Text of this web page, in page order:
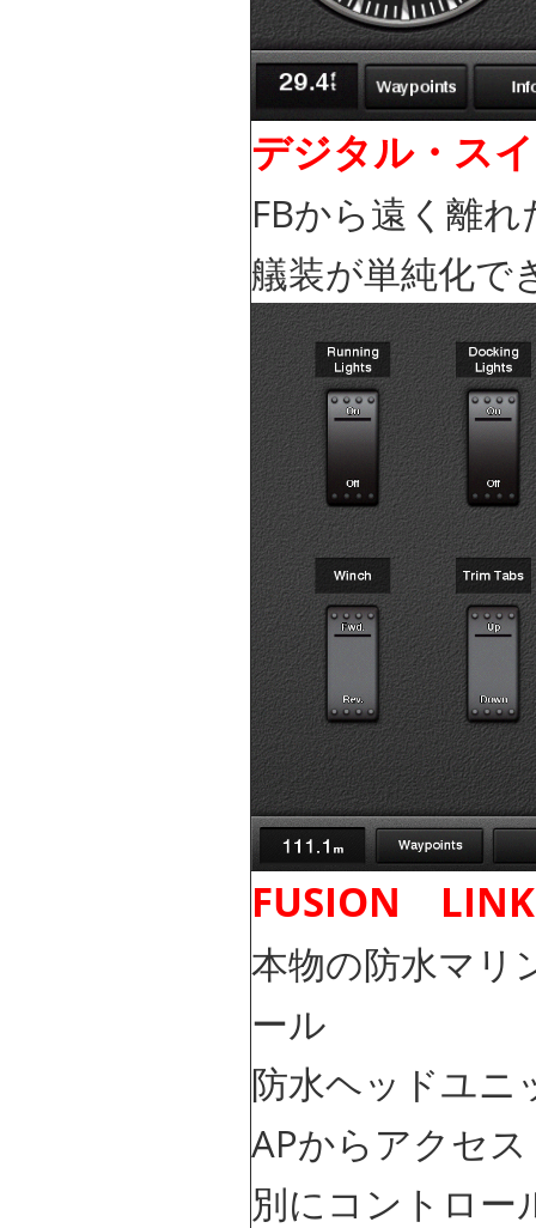
デジタル・ス
FBから遠く離
艤装が単純化で
FUSION LINK
本物の防水マリ
ール
防水ヘッドユニ
APからアクセ
別にコントロー